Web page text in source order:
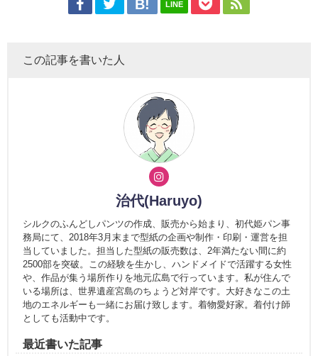
LINE
この記事を書いた人
治代(Haruyo)
シルクのふんどしパンツの作成、販売から始まり、初代姫パン事
務局にて、2018年3月末まで型紙の企画や制作・印刷・運営を担
当していました。担当した型紙の販売数は、2年満たない間に約
2500部を突破。この経験を生かし、ハンドメイドで活躍する女性
や、作品が集う場所作りを地元広島で行っています。私が住んで
いる場所は、世界遺産宮島のちょうど対岸です。大好きなこの土
地のエネルギーも一緒にお届け致します。着物愛好家。着付け師
としても活動中です。
最近書いた記事